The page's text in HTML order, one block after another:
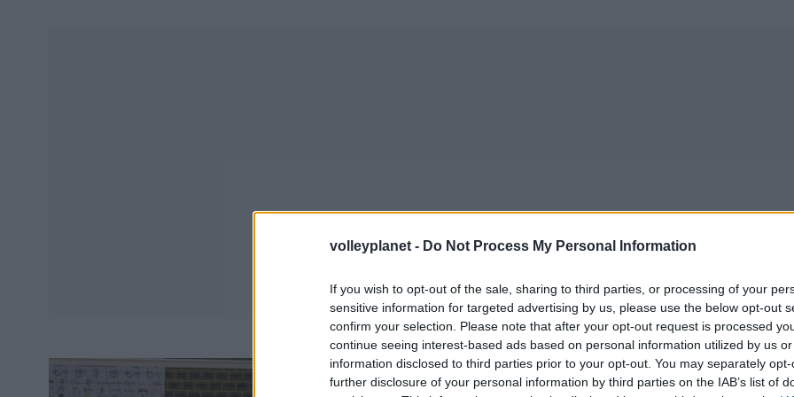
volleyplanet - Do Not Process My Personal Information
If you wish to opt-out of the sale, sharing to third parties, or processing of your
sensitive information for targeted advertising by us, please use the below opt-out
confirm your selection. Please note that after your opt-out request is processed
continue seeing interest-based ads based on personal information utilized by us
information disclosed to third parties prior to your opt-out. You may separately
further disclosure of your personal information by third parties on the IAB’s list of
Α1 ΑΝΔΡΩΝ 15/09/2018